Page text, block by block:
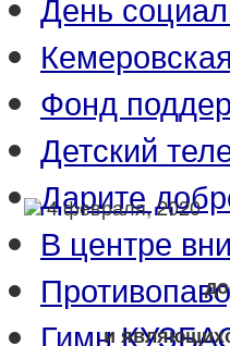
Фонд
Детский
Дарите
В центре
Гимн
4 февраля, 2020
и